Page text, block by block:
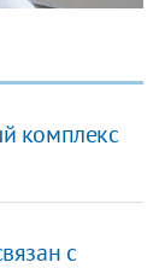
комплекс
с